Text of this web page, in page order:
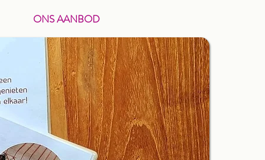
ONS AANBOD